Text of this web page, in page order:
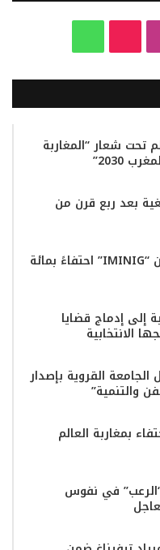
س
ق
ر
م
k
T
o
k
ت
س
ب
تحت شعار “المغاربة
بعد ربع قرن من
أكادير تحتضن الدورة الرابعة لمهرجان “IMINIG” احتفاءً بمائة
إلى إدماج قضايا
الانتخابية
القروية بإصدار
والتنمية”
بمغاربة العالم
“الرعب” في نفوس